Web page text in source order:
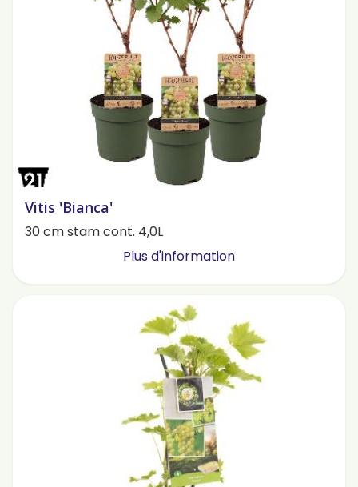
Vitis 'Bianca'
30 cm stam cont. 4,0L
Plus d'information